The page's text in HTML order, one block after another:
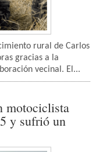
rural de Carlos
gracias a la
vecinal. El...
motociclista
y sufrió un